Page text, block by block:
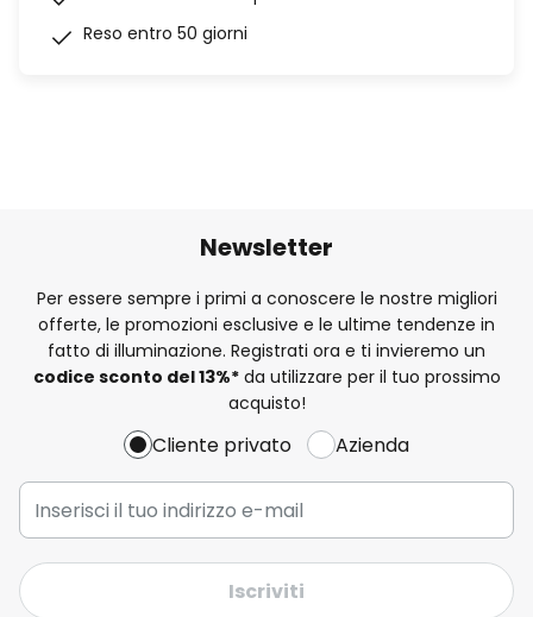
Reso entro 50 giorni
Newsletter
Per essere sempre i primi a conoscere le nostre migliori
offerte, le promozioni esclusive e le ultime tendenze in
fatto di illuminazione. Registrati ora e ti invieremo un
codice sconto del13%*da utilizzare per il tuo prossimo
acquisto!
Cliente privato Azienda
Iscriviti